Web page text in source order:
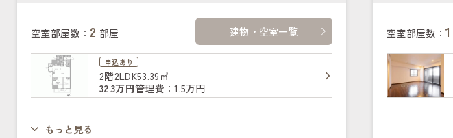
空室部屋数： 2 部屋 建物・空室一覧
申込あり
2階2LDK53.39㎡
32.3万円管理費：1.5万円
もっと見る
空室部屋数： 1